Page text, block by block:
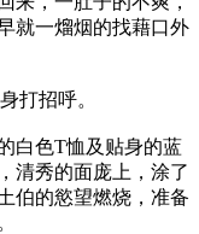
就一熘烟的找藉口外
打招呼。
色T恤及贴身的蓝
清秀的面庞上，涂了
伯的慾望燃烧，准备